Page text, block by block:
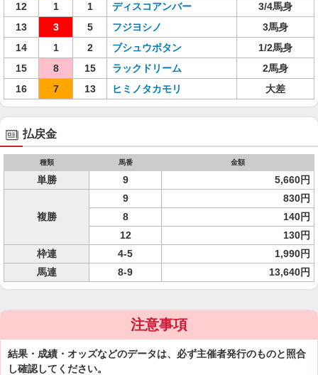
12
1 1 ディスコアンバー
3/4馬身
13
3 5 フジヨシノ
3馬身
14
1 2 ブシュウボタン
1/2馬身
15
8 15 ラックドリーム
2馬身
16
7 13 ヒミノタカモリ 大差
払戻金
種類 馬番 金額
単勝 9 5,660円
複勝
9
830円
8
140円
12
130円
枠連
4-5
1,990円
馬連
8-9 13,640円
注意事項
結果・成績・オッズなどのデータは、必ず主催者発行のものと照合
し確認してください。